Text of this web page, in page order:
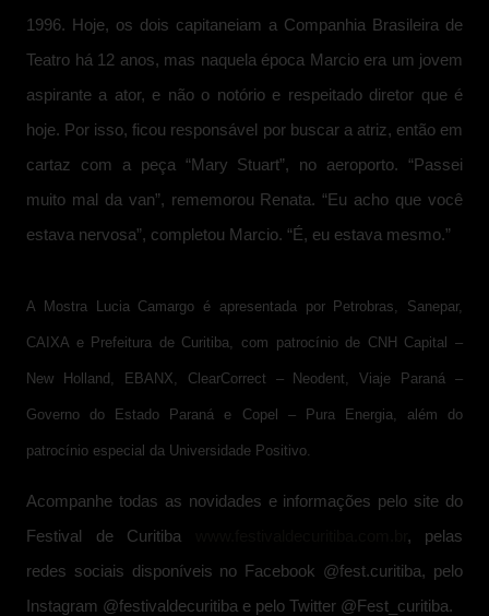
1996. Hoje, os dois capitaneiam a Companhia Brasileira de
Teatro há 12 anos, mas naquela época Marcio era um jovem
aspirante a ator, e não o notório e respeitado diretor que é
hoje. Por isso, ficou responsável por buscar a atriz, então em
cartaz com a peça “Mary Stuart”, no aeroporto. “Passei
muito mal da van”, rememorou Renata. “Eu acho que você
estava nervosa”, completou Marcio. “É, eu estava mesmo.”
A Mostra Lucia Camargo é apresentada por Petrobras, Sanepar,
CAIXA e Prefeitura de Curitiba, com patrocínio de CNH Capital –
New Holland, EBANX, ClearCorrect – Neodent, Viaje Paraná –
Governo do Estado Paraná e Copel – Pura Energia, além do
patrocínio especial da Universidade Positivo.
Acompanhe todas as novidades e informações pelo site do
Festival de Curitiba
, pelas
redes sociais disponíveis no Facebook @fest.curitiba, pelo
Instagram @festivaldecuritiba e pelo Twitter @Fest_curitiba.